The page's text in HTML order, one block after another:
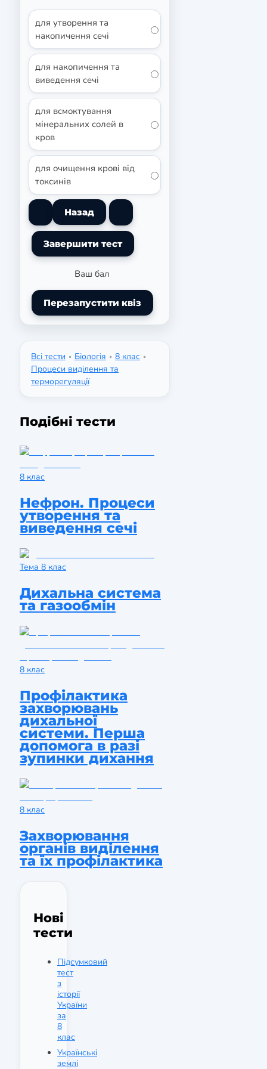
для утворення та
накопичення сечі
для накопичення та
виведення сечі
для всмоктування
мінеральних солей в
кров
для очищення крові від
токсинів
Ваш бал
Перезапустити квіз
Всі тести • Біологія • 8 клас •
Процеси виділення та
терморегуляції
Подібні тести
8 клас
Нефрон. Процеси
утворення та
виведення сечі
Тема 8 клас
Дихальна система
та газообмін
8 клас
Профілактика
захворювань
дихальної
системи. Перша
допомога в разі
зупинки дихання
8 клас
Захворювання
органів виділення
та їх профілактика
Нові
тести
Підсумковий
тест
з
історії
України
за
8
клас
Українські
землі